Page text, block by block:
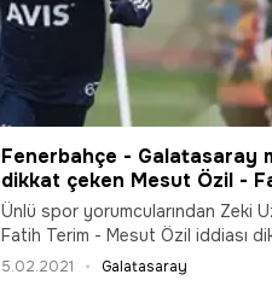
Fenerbahçe - Galatasaray
dikkat çeken Mesut Özil -
iddiası
Ünlü spor yorumcularından Zeki
Fatih Terim - Mesut Özil iddiası
5.02.2021 Galatasaray